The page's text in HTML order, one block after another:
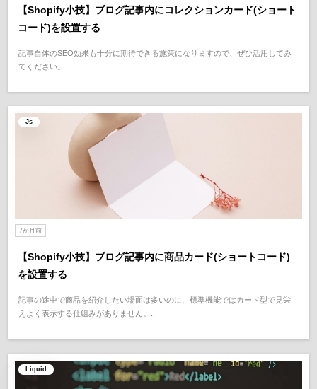
【Shopify小技】ブログ記事内にコレクションカード(ショート
コード)を設置する
記事自体のSEO効果も十分に期待できる施策になりますので、ぜひ活用してみ
てください。..
Js
7か月前
【Shopify小技】ブログ記事内に商品カード(ショートコード)
を設置する
記事の途中で商品を紹介したい場面は多いのに、標準機能ではカード型で見栄
えよく表示する仕組みがありません。..
Liquid